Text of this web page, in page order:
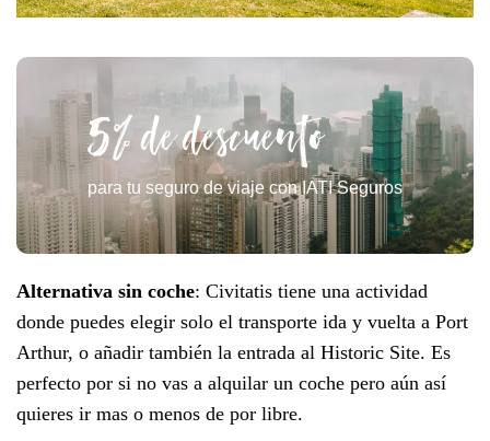
5% de descuento
para tu seguro de viaje con IATI Seguros
Alternativa sin coche: Civitatis tiene una actividad
donde puedes elegir solo el transporte ida y vuelta a Port
Arthur, o añadir también la entrada al Historic Site. Es
perfecto por si no vas a alquilar un coche pero aún así
quieres ir mas o menos de por libre.